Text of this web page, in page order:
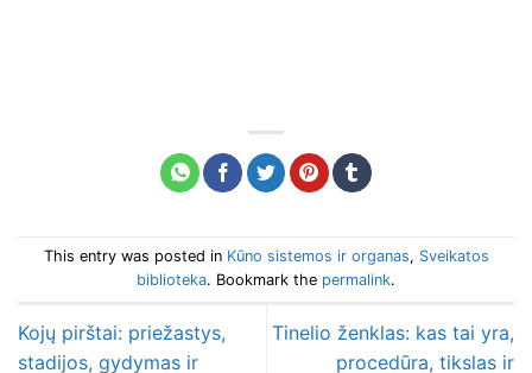
This entry was posted in Kūno sistemos ir organas, Sveikatos
biblioteka. Bookmark the permalink.
Kojų pirštai: priežastys,
stadijos, gydymas ir
Tinelio ženklas: kas tai yra,
procedūra, tikslas ir